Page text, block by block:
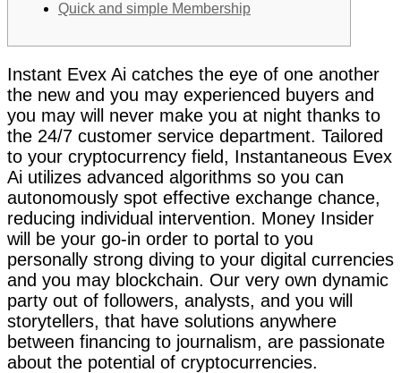
Quick and simple Membership
Instant Evex Ai catches the eye of one another
the new and you may experienced buyers and
you may will never make you at night thanks to
the 24/7 customer service department. Tailored
to your cryptocurrency field, Instantaneous Evex
Ai utilizes advanced algorithms so you can
autonomously spot effective exchange chance,
reducing individual intervention. Money Insider
will be your go-in order to portal to you
personally strong diving to your digital currencies
and you may blockchain. Our very own dynamic
party out of followers, analysts, and you will
storytellers, that have solutions anywhere
between financing to journalism, are passionate
about the potential of cryptocurrencies.